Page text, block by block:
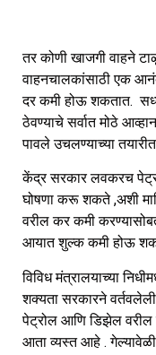
तर कोणी खाजगी वाहने
वाहनचालकांसाठी एक
दर कमी होऊ शकतात.
ठेवण्याचे सर्वात मोठे
पावले उचलण्याच्या
केंद्र सरकार लवकरच
घोषणा करू शकते ,अशी
वरील कर कमी
आयात शुल्क कमी होऊ
विविध मंत्रालयाच्या
शक्यता सरकारने
पेट्रोल आणि डिझेल वरील
आता व्यस्त आहे .